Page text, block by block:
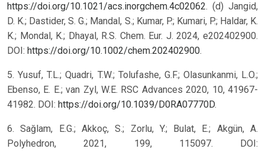
https://doi.org/10.1021/acs.inorgchem.4c02062. (d) Jangid,
D. K.; Dastider, S. G.; Mandal, S.; Kumar, P.; Kumari, P.; Haldar, K.
K.; Mondal, K.; Dhayal, R.S. Chem. Eur. J. 2024, e202402900.
DOI: https://doi.org/10.1002/chem.202402900.
5. Yusuf, T.L.; Quadri, T.W.; Tolufashe, G.F.; Olasunkanmi, L.O.;
Ebenso, E. E.; van Zyl, W.E. RSC Advances 2020, 10, 41967-
41982. DOI: https://doi.org/10.1039/D0RA07770D.
6. Sağlam, E.G.; Akkoç, S.; Zorlu, Y.; Bulat, E.; Akgün, A.
Polyhedron, 2021, 199, 115097. DOI: